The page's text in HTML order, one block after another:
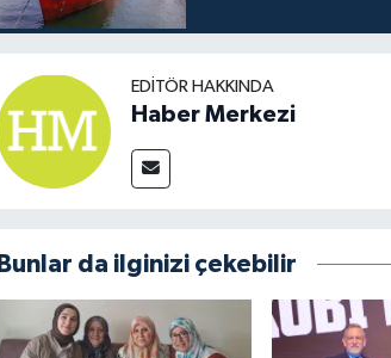
EDITÖR HAKKINDA
Haber Merkezi
Bunlar da ilginizi çekebilir